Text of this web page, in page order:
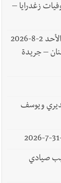
زغدرايا –
وفاة الشاب موسى محمد خلف عبد العزيز والدفن الأحد 2-8-2026
– جريدة
-الدفن 1-8-2026 - آل بديري ويوسف
محمود بوجي -31-7-2026 -نقيب صيادي